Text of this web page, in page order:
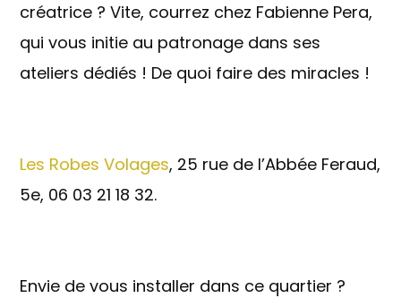
créatrice ? Vite, courrez chez Fabienne Pera,
qui vous initie au patronage dans ses
ateliers dédiés ! De quoi faire des miracles !
Les Robes Volages, 25 rue de l’Abbée Feraud,
5e, 06 03 21 18 32.
Envie de vous installer dans ce quartier ?